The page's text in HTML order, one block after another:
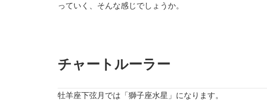
っていく、そんな感じでしょうか。
チャートルーラー
牡羊座下弦月では「獅子座水星」になります。